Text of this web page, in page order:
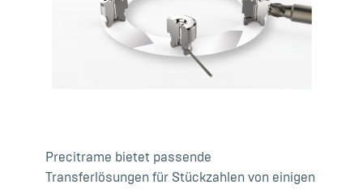
Precitrame bietet passende
Transferlösungen für Stückzahlen von einigen